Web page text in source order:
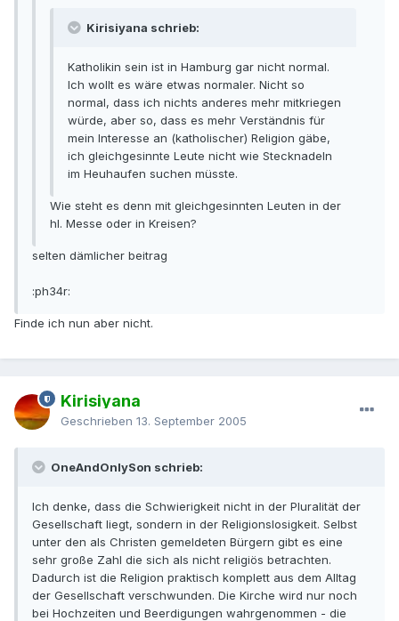
Kirisiyana schrieb:
Katholikin sein ist in Hamburg gar nicht normal.
Ich wollt es wäre etwas normaler. Nicht so
normal, dass ich nichts anderes mehr mitkriegen
würde, aber so, dass es mehr Verständnis für
mein Interesse an (katholischer) Religion gäbe,
ich gleichgesinnte Leute nicht wie Stecknadeln
im Heuhaufen suchen müsste.
Wie steht es denn mit gleichgesinnten Leuten in der
hl. Messe oder in Kreisen?
selten dämlicher beitrag
:ph34r:
Finde ich nun aber nicht.
Kirisiyana
Geschrieben 13. September 2005
OneAndOnlySon schrieb:
Ich denke, dass die Schwierigkeit nicht in der Pluralität der
Gesellschaft liegt, sondern in der Religionslosigkeit. Selbst
unter den als Christen gemeldeten Bürgern gibt es eine
sehr große Zahl die sich als nicht religiös betrachten.
Dadurch ist die Religion praktisch komplett aus dem Alltag
der Gesellschaft verschwunden. Die Kirche wird nur noch
bei Hochzeiten und Beerdigungen wahrgenommen - die